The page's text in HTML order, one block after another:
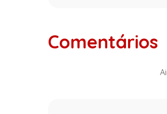
Comentários